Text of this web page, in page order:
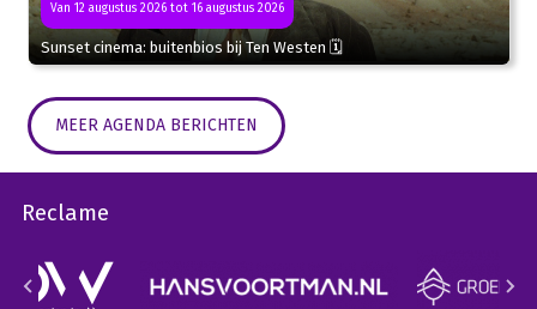
Van 12 augustus 2026 tot 16 augustus 2026
Sunset cinema: buitenbios bij Ten Westen 🗓
MEER AGENDA BERICHTEN
Reclame